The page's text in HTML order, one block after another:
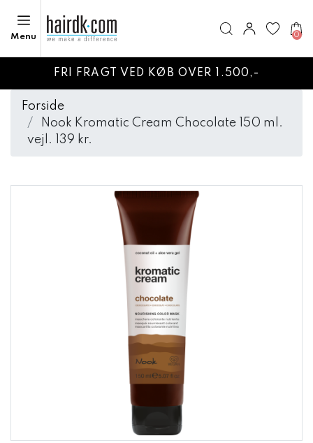
Menu 0
FRI FRAGT VED KØB OVER 1.500,-
Forside
Nook Kromatic Cream Chocolate 150 ml.
vejl. 139 kr.